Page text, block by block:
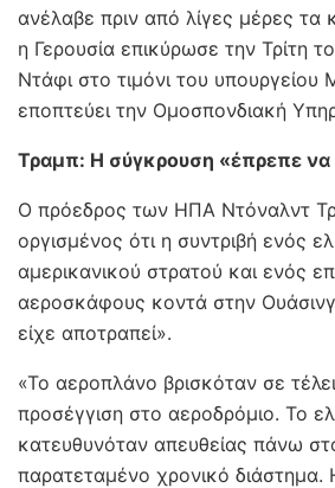
ανέλαβε πριν από λίγες μέρες
η Γερουσία επικύρωσε την Τρίτη
Ντάφι στο τιμόνι του
εποπτεύει την Ομοσπονδιακή
Τραμπ: Η σύγκρουση «έπρεπε να
Ο πρόεδρος των ΗΠΑ Ντόναλντ
οργισμένος ότι η συντριβή ενός
αμερικανικού στρατού και ενός
αεροσκάφους κοντά στην
είχε αποτραπεί».
«Το αεροπλάνο βρισκόταν σε
προσέγγιση στο αεροδρόμιο. Το
κατευθυνόταν απευθείας πάνω
παρατεταμένο χρονικό διάστημα.